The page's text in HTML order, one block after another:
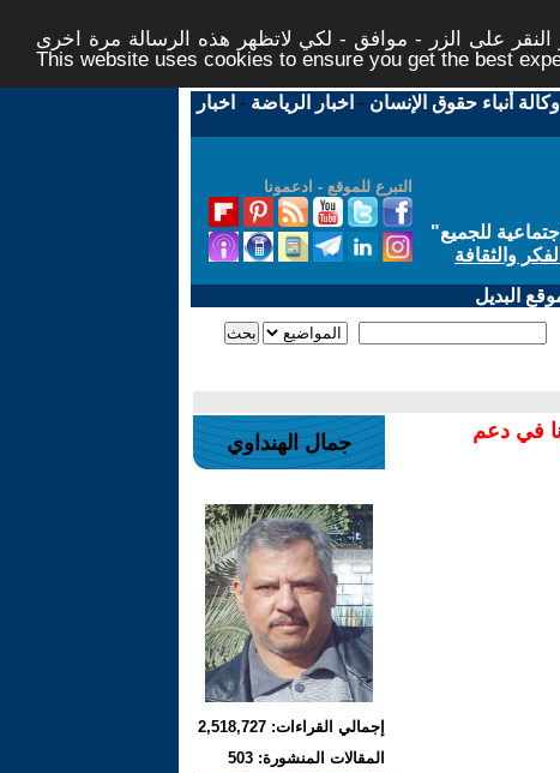
على الزر - موافق - لكي لاتظهر هذه الرسالة مرة اخرى -
This website uses cookies to ensure you get the best
وكالة أنباء حقوق الإنسان - اخبار الرياضة - اخبار
التبرع للموقع - ادعمونا
للجميع"
والثقافة
البديل
في دعم
جمال الهنداوي
إجمالي القراءات: 2,518,727
المقالات المنشورة: 503